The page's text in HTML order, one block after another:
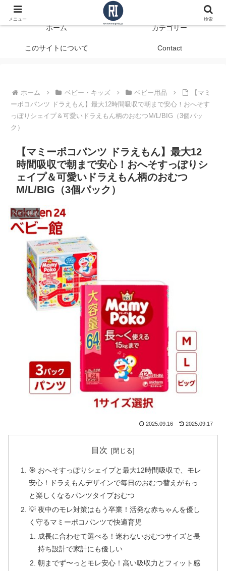
データで見る、本当に役立つ商品レビュー
ホーム カテゴリー
このサイトについて Contact
ホーム ベビー・キッズ ベビー用品
【マミ
ーポコパンツ ドラえもん】最大12時間吸収で朝まで安心！おへそす
っぽりシェイプ＆可愛いドラえもん柄のおむつM/L/BIG（3個パッ
ク）
【マミーポコパンツ ドラえもん】最大12
時間吸収で朝まで安心！おへそすっぽりシ
ェイプ＆可愛いドラえもん柄のおむつ
M/L/BIG（3個パック）
ベビー用品
2025.09.16 2025.09.17
目次
🎯 おへそすっぽりシェイプと最大12時間吸収で、モレ
安心！ドラえもんデザインで毎日のおむつ替えがもっ
と楽しくなるパンツタイプおむつ
💡 夜中のモレ対策はもう卒業！活発な赤ちゃんを優し
く守るマミーポコパンツで快適育児
成長に合わせて選べる！迷わないおむつサイズと長
持ち設計で家計にも優しい
朝までず〜っとモレ安心！高い吸収力とフィット感
メニュー 検索